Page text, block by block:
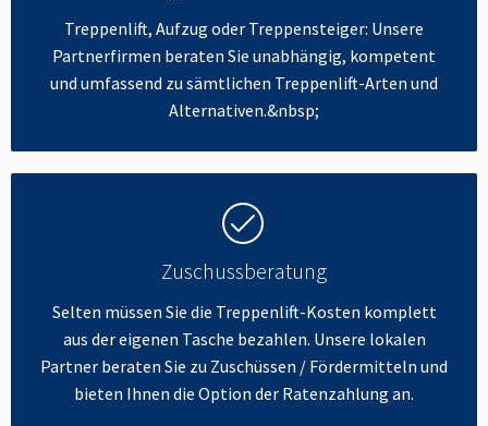
Treppenlift, Aufzug oder Treppensteiger: Unsere
Partnerfirmen beraten Sie unabhängig, kompetent
und umfassend zu sämtlichen Treppenlift-Arten und
Alternativen.&nbsp;
Zuschussberatung
Selten müssen Sie die Treppenlift-Kosten komplett
aus der eigenen Tasche bezahlen. Unsere lokalen
Partner beraten Sie zu Zuschüssen / Fördermitteln und
bieten Ihnen die Option der Ratenzahlung an.